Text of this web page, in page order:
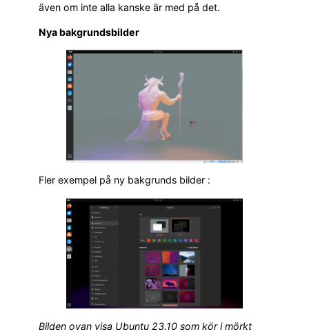
även om inte alla kanske är med på det.
Nya bakgrundsbilder
Fler exempel på ny bakgrunds bilder :
Bilden ovan visa Ubuntu 23.10 som kör i mörkt